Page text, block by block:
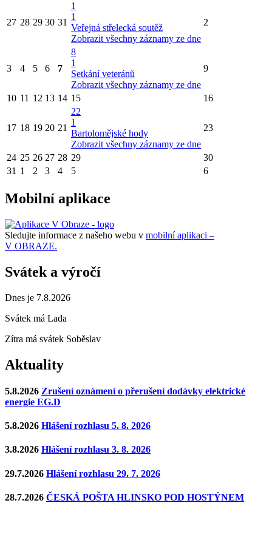
27 28 29 30 31
1
1
Veřejná střelecká soutěž
Zobrazit všechny záznamy ze dne
2
3 4 5 6 7
8
1
Setkání veteránů
Zobrazit všechny záznamy ze dne
9
10 11 12 13 14 15 16
17 18 19 20 21
22
1
Bartolomějské hody
Zobrazit všechny záznamy ze dne
23
24 25 26 27 28 29
30
31 1 2 3 4 5 6
Mobilní aplikace
Sledujte informace z našeho webu v mobilní aplikaci –
V OBRAZE.
Svátek a výročí
Dnes je 7.8.2026
Svátek má Lada
Zítra má svátek Soběslav
Aktuality
5.8.2026 Zrušení oznámení o přerušení dodávky elektrické
energie EG.D
5.8.2026 Hlášení rozhlasu 5. 8. 2026
3.8.2026 Hlášení rozhlasu 3. 8. 2026
29.7.2026 Hlášení rozhlasu 29. 7. 2026
28.7.2026 ČESKÁ POŠTA HLINSKO POD HOSTÝNEM